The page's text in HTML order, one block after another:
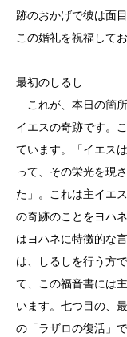
跡のおかげで彼は面
この婚礼を祝福して
最初のしるし
これが、本日の箇
イエスの奇跡です。
ています。「イエス
って、その栄光を現
た」。これは主イエ
の奇跡のことをヨハ
はヨハネに特徴的な
は、しるしを行う方
て、この福音書には
います。七つ目の、
の「ラザロの復活」